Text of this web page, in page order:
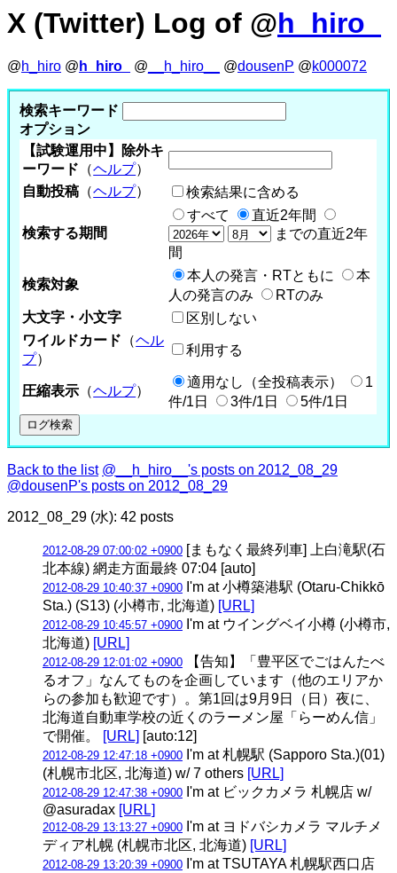
X (Twitter) Log of @h_hiro_
@h_hiro @ h_hiro_ @ __h_hiro__ @dousenP @k000072
検索キーワード
オプション
【試験運用中】除外キ
ーワード （ヘルプ）
自動投稿 （ヘルプ） 検索結果に含める
検索する期間
すべて
直近2年間
までの直近2年
間
検索対象
本人の発言・RTともに
本
人の発言のみ
RTのみ
大文字・小文字
区別しない
ワイルドカード （ヘル
プ）
利用する
圧縮表示 （ヘルプ）
適用なし（全投稿表示）
1
件/1日
3件/1日 5件/1日
Back to the list @__h_hiro__'s posts on 2012_08_29
@dousenP's posts on 2012_08_29
2012_08_29 (水): 42 posts
2012-08-29 07:00:02 +0900 [まもなく最終列車] 上白滝駅(石
北本線) 網走方面最終 07:04 [auto]
2012-08-29 10:40:37 +0900 I'm at 小樽築港駅 (Otaru-Chikkō
Sta.) (S13) (小樽市, 北海道) [URL]
2012-08-29 10:45:57 +0900 I'm at ウイングベイ小樽 (小樽市,
北海道) [URL]
2012-08-29 12:01:02 +0900 【告知】「豊平区でごはんたべ
るオフ」なんてものを企画しています（他のエリアか
らの参加も歓迎です）。第1回は9月9日（日）夜に、
北海道自動車学校の近くのラーメン屋「らーめん信」
で開催。
[URL] [auto:12]
2012-08-29 12:47:18 +0900 I'm at 札幌駅 (Sapporo Sta.)(01)
(札幌市北区, 北海道) w/ 7 others [URL]
2012-08-29 12:47:38 +0900 I'm at ビックカメラ 札幌店 w/
@asuradax [URL]
2012-08-29 13:13:27 +0900 I'm at ヨドバシカメラ マルチメ
ディア札幌 (札幌市北区, 北海道) [URL]
2012-08-29 13:20:39 +0900 I'm at TSUTAYA 札幌駅西口店